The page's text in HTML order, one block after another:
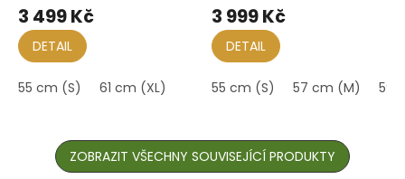
3 499 Kč
DETAIL
55 cm (S) 61 cm (XL)
3 999 Kč
DETAIL
55 cm (S) 57 cm (M) 59
ZOBRAZIT VŠECHNY SOUVISEJÍCÍ PRODUKTY